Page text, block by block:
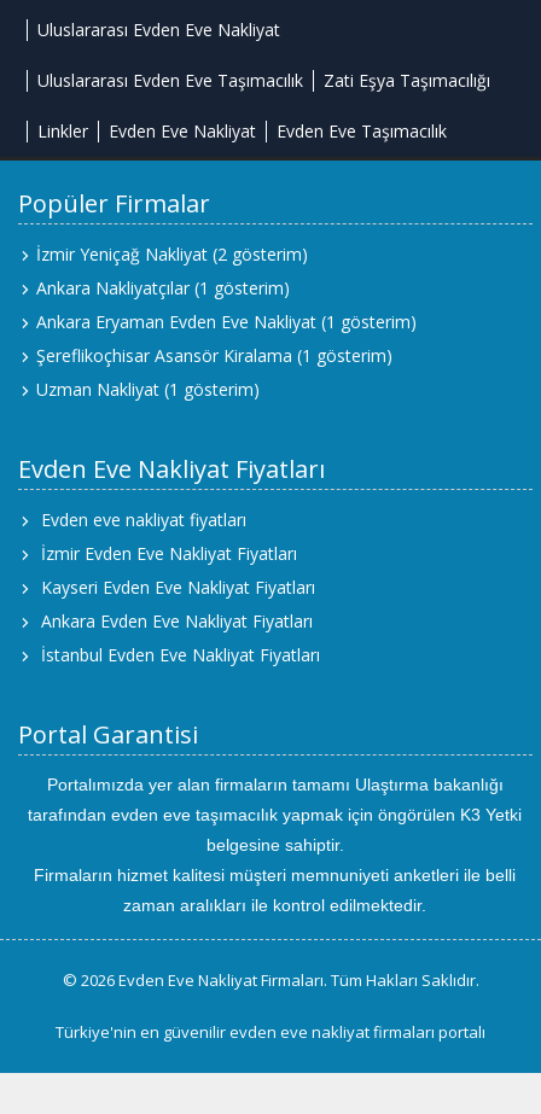
Uluslararası Evden Eve Nakliyat
Uluslararası Evden Eve Taşımacılık Zati Eşya Taşımacılığı
Linkler Evden Eve Nakliyat Evden Eve Taşımacılık
Popüler Firmalar
İzmir Yeniçağ Nakliyat (2 gösterim)
Ankara Nakliyatçılar (1 gösterim)
Ankara Eryaman Evden Eve Nakliyat (1 gösterim)
Şereflikoçhisar Asansör Kiralama (1 gösterim)
Uzman Nakliyat (1 gösterim)
Evden Eve Nakliyat Fiyatları
Evden eve nakliyat fiyatları
İzmir Evden Eve Nakliyat Fiyatları
Kayseri Evden Eve Nakliyat Fiyatları
Ankara Evden Eve Nakliyat Fiyatları
İstanbul Evden Eve Nakliyat Fiyatları
Portal Garantisi
Portalımızda yer alan firmaların tamamı Ulaştırma bakanlığı
tarafından evden eve taşımacılık yapmak için öngörülen K3 Yetki
belgesine sahiptir.
Firmaların hizmet kalitesi müşteri memnuniyeti anketleri ile belli
zaman aralıkları ile kontrol edilmektedir.
© 2026 Evden Eve Nakliyat Firmaları. Tüm Hakları Saklıdır.
Türkiye'nin en güvenilir evden eve nakliyat firmaları portalı